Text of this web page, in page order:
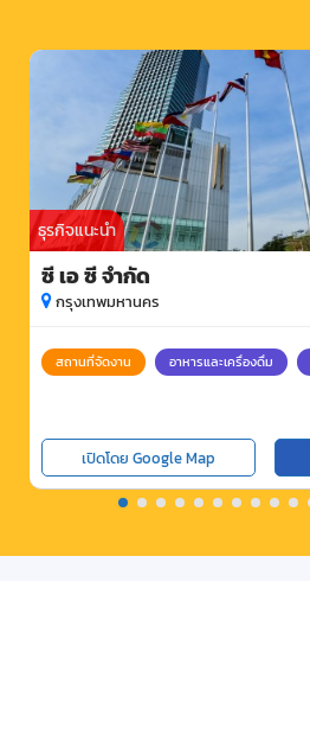
ธุรกิจแนะนำ
ซี เอ ซี จำกัด
กรุงเทพมหานคร
สถานที่จัดงาน อาหารและเครื่องดื่ม
เปิดโดย Google Map